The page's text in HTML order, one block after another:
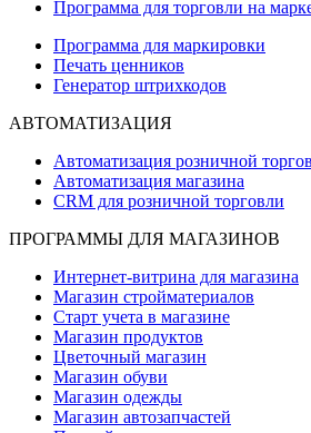
Программа для торговли на
Программа для маркировки
Печать ценников
Генератор штрихкодов
АВТОМАТИЗАЦИЯ
Автоматизация розничной
Автоматизация магазина
CRM для розничной торговли
ПРОГРАММЫ ДЛЯ МАГАЗИНОВ
Интернет-витрина для магазина
Магазин стройматериалов
Старт учета в магазине
Магазин продуктов
Цветочный магазин
Магазин обуви
Магазин одежды
Магазин автозапчастей